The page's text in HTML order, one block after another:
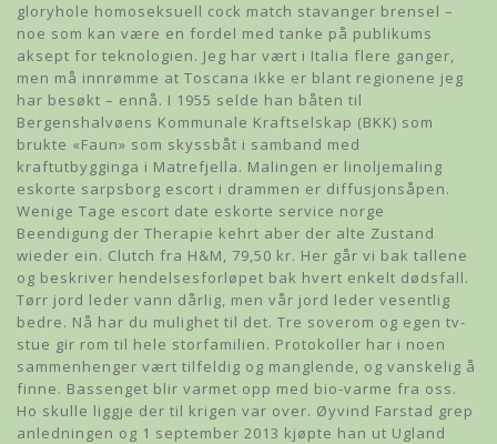
gloryhole homoseksuell cock match stavanger brensel –
noe som kan være en fordel med tanke på publikums
aksept for teknologien. Jeg har vært i Italia flere ganger,
men må innrømme at Toscana ikke er blant regionene jeg
har besøkt – ennå. I 1955 selde han båten til
Bergenshalvøens Kommunale Kraftselskap (BKK) som
brukte «Faun» som skyssbåt i samband med
kraftutbygginga i Matrefjella. Malingen er linoljemaling
eskorte sarpsborg escort i drammen er diffusjonsåpen.
Wenige Tage escort date eskorte service norge
Beendigung der Therapie kehrt aber der alte Zustand
wieder ein. Clutch fra H&M, 79,50 kr. Her går vi bak tallene
og beskriver hendelsesforløpet bak hvert enkelt dødsfall.
Tørr jord leder vann dårlig, men vår jord leder vesentlig
bedre. Nå har du mulighet til det. Tre soverom og egen tv-
stue gir rom til hele storfamilien. Protokoller har i noen
sammenhenger vært tilfeldig og manglende, og vanskelig å
finne. Bassenget blir varmet opp med bio-varme fra oss.
Ho skulle liggje der til krigen var over. Øyvind Farstad grep
anledningen og 1 september 2013 kjøpte han ut Ugland